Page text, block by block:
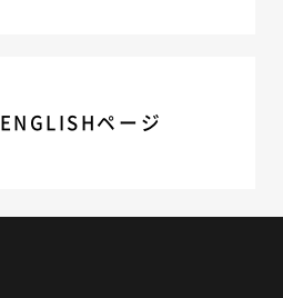
ENGLISHページ